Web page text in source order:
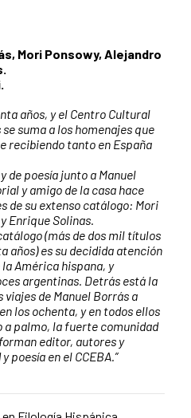
Mori Ponsowy, Alejandro
años, y el Centro Cultural
suma a los homenajes que
recibiendo tanto en España
de poesía junto a Manuel
y amigo de la casa hace
de su extenso catálogo: Mori
Enrique Solinas.
(más de dos mil títulos
años) es su decidida atención
América hispana, y
argentinas. Detrás está la
de Manuel Borrás a
los ochenta, y en todos ellos
a palmo, la fuerte comunidad
editor, autores y
poesía en el CCEBA.”